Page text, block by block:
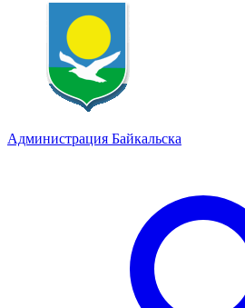
Администрация Байкальска